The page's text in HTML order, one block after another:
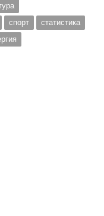
спорт
статистика